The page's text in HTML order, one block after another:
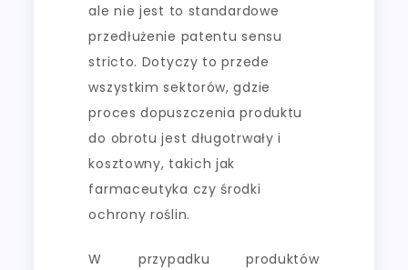
ale nie jest to standardowe
przedłużenie patentu sensu
stricto. Dotyczy to przede
wszystkim sektorów, gdzie
proces dopuszczenia produktu
do obrotu jest długotrwały i
kosztowny, takich jak
farmaceutyka czy środki
ochrony roślin.
W przypadku produktów